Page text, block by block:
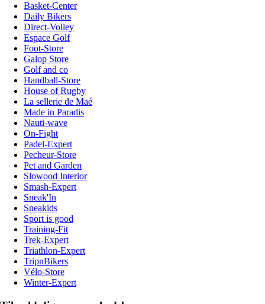
Basket-Center
Daily Bikers
Direct-Volley
Espace Golf
Foot-Store
Galop Store
Golf and co
Handball-Store
House of Rugby
La sellerie de Maé
Made in Paradis
Nauti-wave
On-Fight
Padel-Expert
Pecheur-Store
Pet and Garden
Slowood Interior
Smash-Expert
Sneak'In
Sneakids
Sport is good
Training-Fit
Trek-Expert
Triathlon-Expert
TripnBikers
Vélo-Store
Winter-Expert